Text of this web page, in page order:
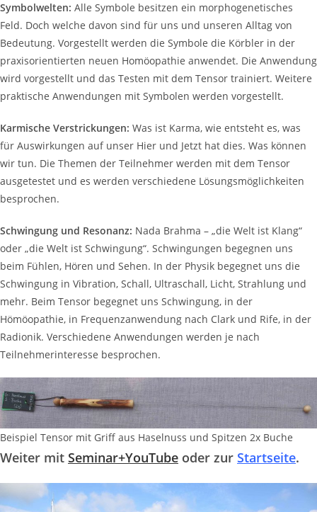
Symbolwelten: Alle Symbole besitzen ein morphogenetisches
Feld. Doch welche davon sind für uns und unseren Alltag von
Bedeutung. Vorgestellt werden die Symbole die Körbler in der
praxisorientierten neuen Homöopathie anwendet. Die Anwendung
wird vorgestellt und das Testen mit dem Tensor trainiert. Weitere
praktische Anwendungen mit Symbolen werden vorgestellt.
Karmische Verstrickungen: Was ist Karma, wie entsteht es, was
für Auswirkungen auf unser Hier und Jetzt hat dies. Was können
wir tun. Die Themen der Teilnehmer werden mit dem Tensor
ausgetestet und es werden verschiedene Lösungsmöglichkeiten
besprochen.
Schwingung und Resonanz: Nada Brahma – „die Welt ist Klang“
oder „die Welt ist Schwingung“. Schwingungen begegnen uns
beim Fühlen, Hören und Sehen. In der Physik begegnet uns die
Schwingung in Vibration, Schall, Ultraschall, Licht, Strahlung und
mehr. Beim Tensor begegnet uns Schwingung, in der
Hömöopathie, in Frequenzanwendung nach Clark und Rife, in der
Radionik. Verschiedene Anwendungen werden je nach
Teilnehmerinteresse besprochen.
Beispiel Tensor mit Griff aus Haselnuss und Spitzen 2x Buche
Weiter mit Seminar+YouTube oder zur Startseite.